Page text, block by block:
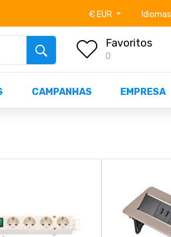
disponíveis STOCK OFF!
€ EUR Idiomas
Favoritos
0
CAMPANHAS EMPRESA